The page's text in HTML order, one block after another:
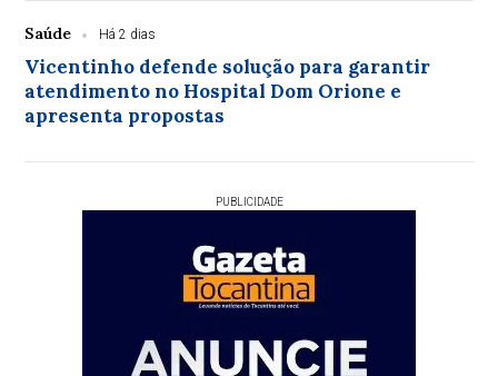
Saúde Há 2 dias
Vicentinho defende solução para garantir
atendimento no Hospital Dom Orione e
apresenta propostas
PUBLICIDADE